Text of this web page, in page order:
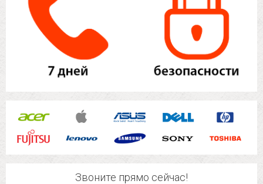
Звоните прямо сейчас!